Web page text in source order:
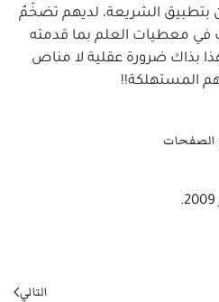
بتطبيق الشريعة، لديهم تضخّمٌ
في معطيات العلم بما قدمته
بذاك ضرورة عقلية لا مناص
المستهلكة!!
.
التالي